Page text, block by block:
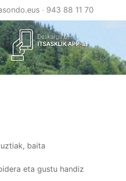
· 943 88 11 70
baita
eta gustu handiz